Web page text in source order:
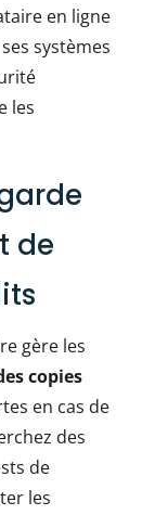
en ligne
systèmes
les
de
gère les
copies
en cas de
des
de
les